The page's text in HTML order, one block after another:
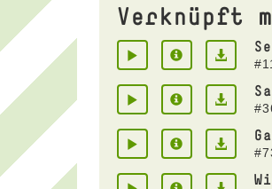
Verknüpft